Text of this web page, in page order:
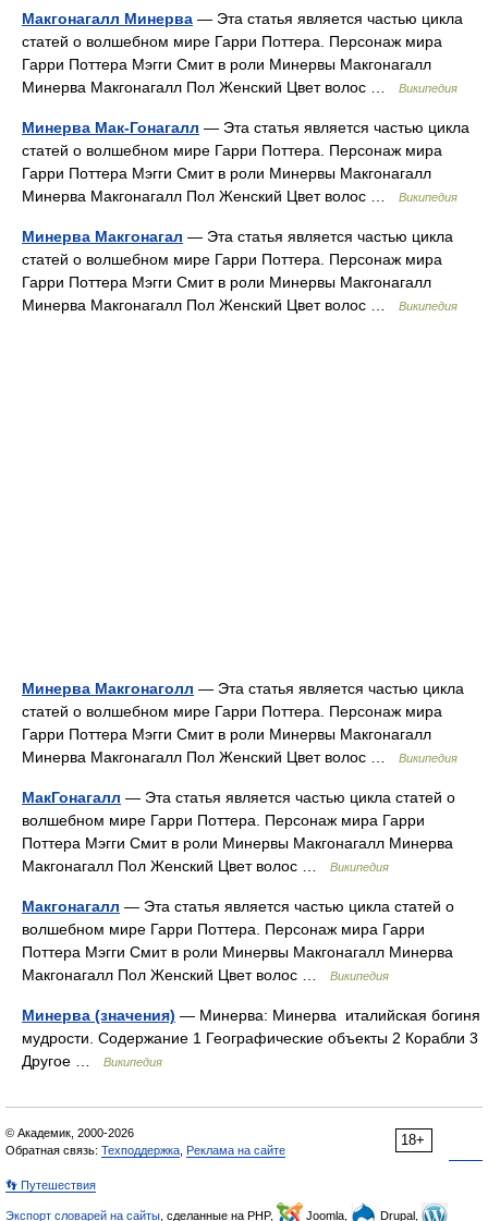
Макгонагалл Минерва — Эта статья является частью цикла
статей о волшебном мире Гарри Поттера. Персонаж мира
Гарри Поттера Мэгги Смит в роли Минервы Макгонагалл
Минерва Макгонагалл Пол Женский Цвет волос …
Википедия
Минерва Мак-Гонагалл — Эта статья является частью цикла
статей о волшебном мире Гарри Поттера. Персонаж мира
Гарри Поттера Мэгги Смит в роли Минервы Макгонагалл
Минерва Макгонагалл Пол Женский Цвет волос …
Википедия
Минерва Макгонагал — Эта статья является частью цикла
статей о волшебном мире Гарри Поттера. Персонаж мира
Гарри Поттера Мэгги Смит в роли Минервы Макгонагалл
Минерва Макгонагалл Пол Женский Цвет волос …
Википедия
Минерва Макгонаголл — Эта статья является частью цикла
статей о волшебном мире Гарри Поттера. Персонаж мира
Гарри Поттера Мэгги Смит в роли Минервы Макгонагалл
Минерва Макгонагалл Пол Женский Цвет волос …
Википедия
МакГонагалл — Эта статья является частью цикла статей о
волшебном мире Гарри Поттера. Персонаж мира Гарри
Поттера Мэгги Смит в роли Минервы Макгонагалл Минерва
Макгонагалл Пол Женский Цвет волос …
Википедия
Макгонагалл — Эта статья является частью цикла статей о
волшебном мире Гарри Поттера. Персонаж мира Гарри
Поттера Мэгги Смит в роли Минервы Макгонагалл Минерва
Макгонагалл Пол Женский Цвет волос …
Википедия
Минерва (значения) — Минерва: Минерва италийская богиня
мудрости. Содержание 1 Географические объекты 2 Корабли 3
Другое …
Википедия
18+
© Академик, 2000-2026
Обратная связь: Техподдержка Реклама на сайте
👣 Путешествия
Экспорт словарей на сайты , сделанные на PHP, Joomla, Drupal,